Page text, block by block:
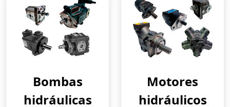
Bombas
hidráulicas
Motores
hidráulicos